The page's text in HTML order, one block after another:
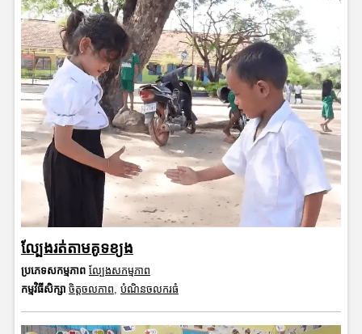
ល្បែងរត់តាមគូទខ្យង
ប្រភេទសកម្មភាព ល្បែងសកម្មភាព
កម្មវិធីសិក្សា ចិត្តចលភាព បំណិនចលករធំ